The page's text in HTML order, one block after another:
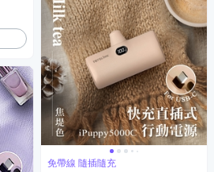
免帶線 隨插隨充